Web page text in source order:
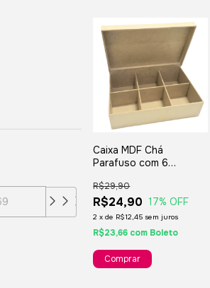
Caixa MDF Chá
Parafuso com 6
R$24,90
R$29,90
17% OFF
2 xde R$12,45 sem juros
R$23,66 com Boleto